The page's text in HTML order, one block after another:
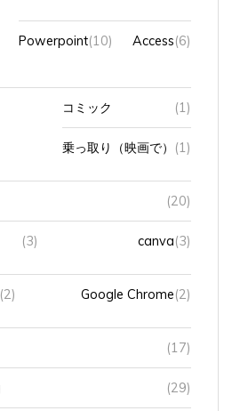
Powerpoint (10) Access (6)
コミック (1)
乗っ取り（映画で） (1)
(20)
(3) (3)
(2) Google Chrome (2)
(17)
(29)